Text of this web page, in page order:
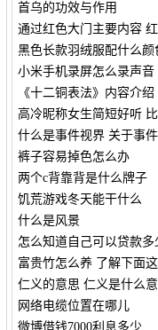
首乌的功效与作用
通过红色大门主要内容
黑色长款羽绒服配什么颜
小米手机录屏怎么录声
《十二铜表法》内容介
高冷昵称女生简短好听
什么是事件视界 关于事
裤子容易掉色怎么办
两个c背靠背是什么牌子
饥荒游戏冬天能干什么
什么是风景
怎么知道自己可以贷款多
富贵竹怎么养 了解下面
仁义的意思 仁义是什么
网络电缆位置在哪儿
微博借钱7000利息多少